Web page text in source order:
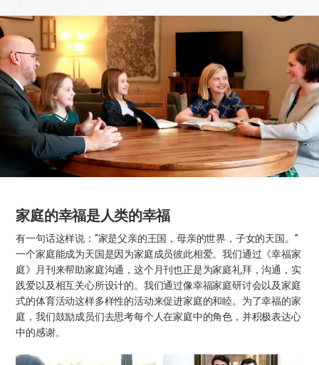
家庭的幸福是人类的幸福
有一句话这样说：“家是父亲的王国，母亲的世界，子女的天国。”
一个家庭能成为天国是因为家庭成员彼此相爱。我们通过《幸福家
庭》月刊来帮助家庭沟通，这个月刊也正是为家庭礼拜，沟通，实
践爱以及相互关心所设计的。我们通过像幸福家庭研讨会以及家庭
式的体育活动这样多样性的活动来促进家庭的和睦。为了幸福的家
庭，我们鼓励成员们去思考每个人在家庭中的角色，并积极表达心
中的感谢。